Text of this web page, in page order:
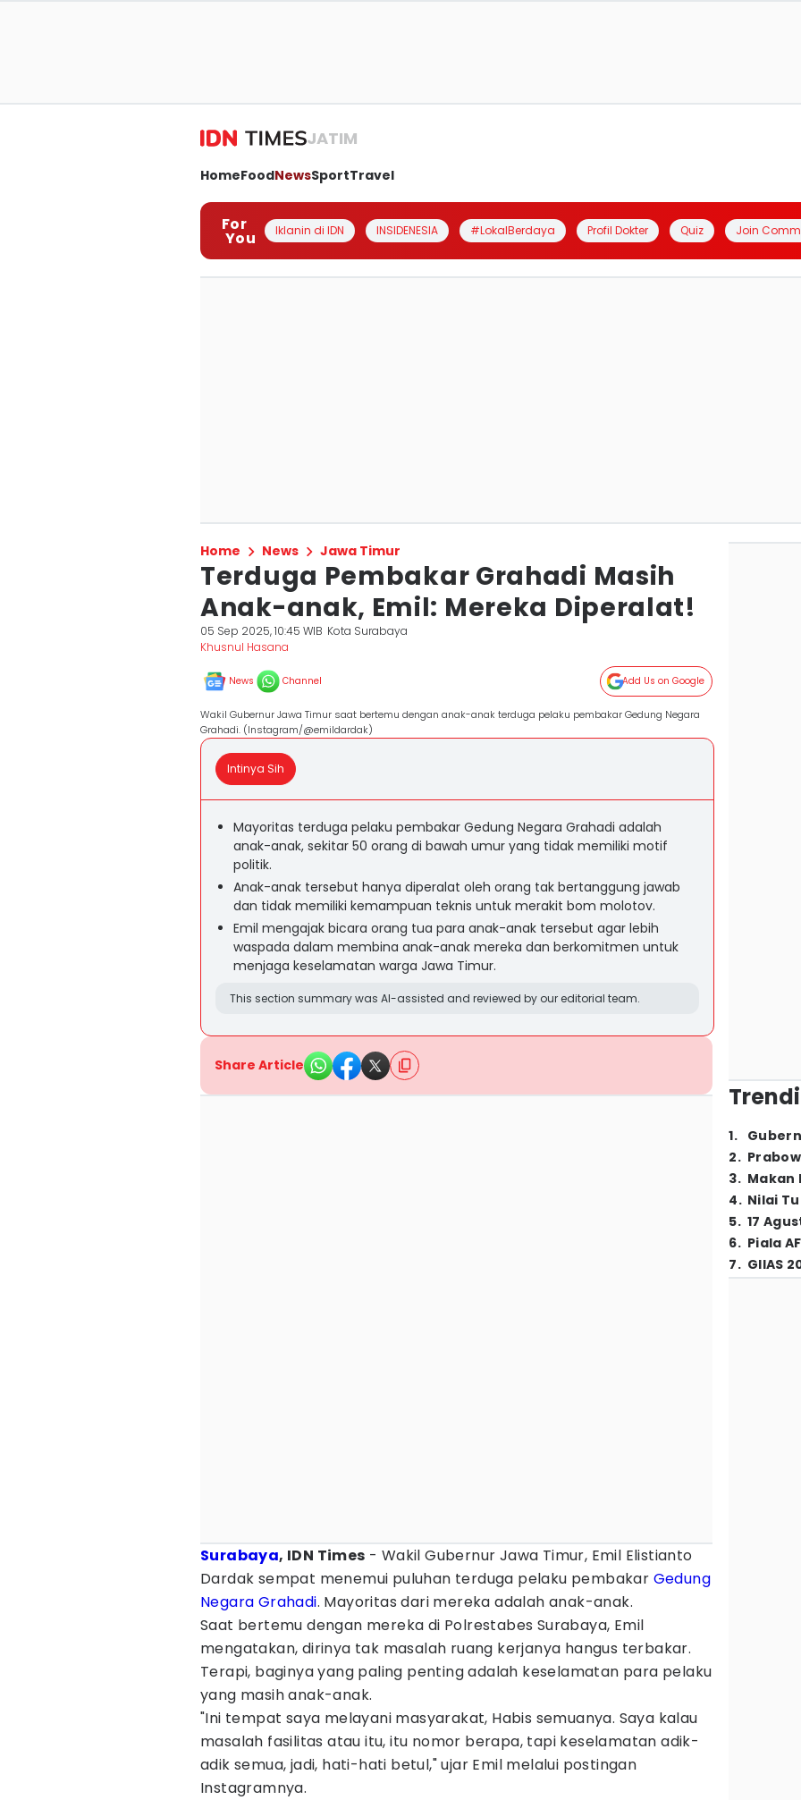
JATIM
HomeFoodNewsSportTravel
For
You Iklanin di IDN INSIDENESIA #LokalBerdaya Profil Dokter Quiz Join
Home News Jawa Timur
Terduga Pembakar Grahadi Masih
Anak-anak, Emil: Mereka Diperalat!
05 Sep 2025, 10:45 WIB Kota Surabaya
Khusnul Hasana
News Channel Add Us on Google
Wakil Gubernur Jawa Timur saat bertemu dengan anak-anak terduga pelaku pembakar Gedung Negara
Grahadi. (Instagram/@emildardak)
Intinya Sih
Mayoritas terduga pelaku pembakar Gedung Negara Grahadi adalah
anak-anak, sekitar 50 orang di bawah umur yang tidak memiliki motif
politik.
Anak-anak tersebut hanya diperalat oleh orang tak bertanggung jawab
dan tidak memiliki kemampuan teknis untuk merakit bom molotov.
Emil mengajak bicara orang tua para anak-anak tersebut agar lebih
waspada dalam membina anak-anak mereka dan berkomitmen untuk
menjaga keselamatan warga Jawa Timur.
This section summary was AI-assisted and reviewed by our editorial team.
Share Article
Surabaya, IDN Times - Wakil Gubernur Jawa Timur, Emil Elistianto
Dardak sempat menemui puluhan terduga pelaku pembakar Gedung
Negara Grahadi. Mayoritas dari mereka adalah anak-anak.
Saat bertemu dengan mereka di Polrestabes Surabaya, Emil
mengatakan, dirinya tak masalah ruang kerjanya hangus terbakar.
Terapi, baginya yang paling penting adalah keselamatan para pelaku
yang masih anak-anak.
"Ini tempat saya melayani masyarakat, Habis semuanya. Saya kalau
masalah fasilitas atau itu, itu nomor berapa, tapi keselamatan adik-
adik semua, jadi, hati-hati betul," ujar Emil melalui postingan
Instagramnya.
1.
2.
3. Makan
4. Nilai
5. 17
6. Piala
7. GIIAS